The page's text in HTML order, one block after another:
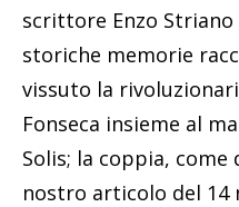
scrittore Enzo
storiche memorie
vissuto la
Fonseca insieme al
Solis; la coppia,
nostro articolo del 14